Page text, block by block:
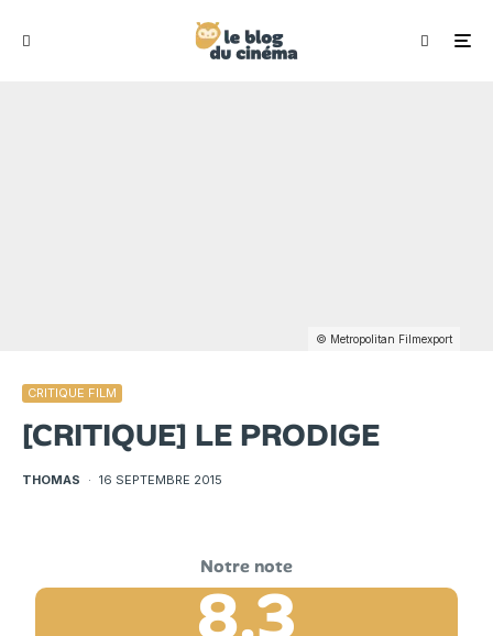
© Metropolitan Filmexport
CRITIQUE FILM
[CRITIQUE] LE PRODIGE
THOMAS · 16 SEPTEMBRE 2015
8.3